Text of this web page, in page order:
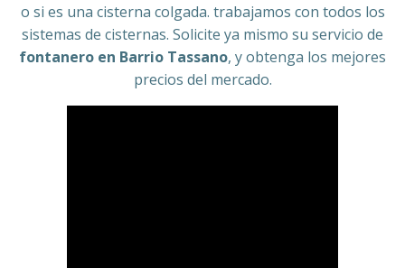
o si es una cisterna colgada. trabajamos con todos los
sistemas de cisternas. Solicite ya mismo su servicio de
fontanero en Barrio Tassano, y obtenga los mejores
precios del mercado.